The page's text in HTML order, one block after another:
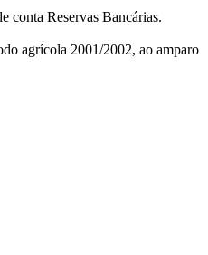
conta Reservas Bancárias.
agrícola 2001/2002, ao amparo